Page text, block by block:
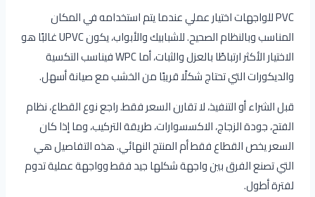
PVC للواجهات اختيار عملي عندما يتم استخدامه في المكان
المناسب وبالنظام الصحيح. للشبابيك والأبواب، يكون UPVC غالبًا هو
الاختيار الأكثر ارتباطًا بالعزل والثبات، أما WPC فيناسب التكسية
والديكورات التي تحتاج شكلًا قريبًا من الخشب مع صيانة أسهل.
قبل الشراء أو التنفيذ، لا تقارن السعر فقط. راجع نوع القطاع، نظام
الفتح، جودة الزجاج، الاكسسوارات، طريقة التركيب، وما إذا كان
السعر يخص القطاع فقط أم المنتج النهائي. هذه التفاصيل هي
التي تصنع الفرق بين واجهة شكلها جيد فقط وواجهة عملية تدوم
لفترة أطول.